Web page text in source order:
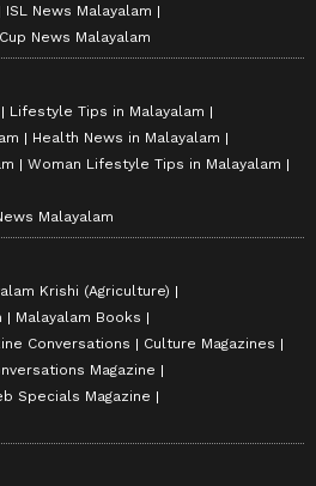
ISL News Malayalam
News Malayalam
Lifestyle Tips in Malayalam
Health News in Malayalam
Woman Lifestyle Tips in Malayalam
Malayalam
Krishi (Agriculture)
Malayalam Books
Conversations
Culture Magazines
Magazine
Specials Magazine